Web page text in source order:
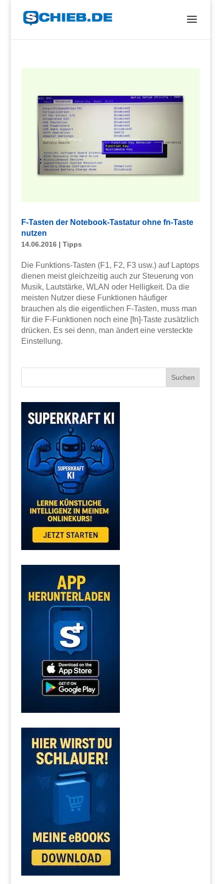
F-Tasten der Notebook-Tastatur ohne fn-Taste
nutzen
14.06.2016| Tipps
Die Funktions-Tasten (F1, F2, F3 usw.) auf Laptops
dienen meist gleichzeitig auch zur Steuerung von
Musik, Lautstärke, WLAN oder Helligkeit. Da die
meisten Nutzer diese Funktionen häufiger
brauchen als die eigentlichen F-Tasten, muss man
für die F-Funktionen noch eine [fn]-Taste zusätzlich
drücken. Es sei denn, man ändert eine versteckte
Einstellung.